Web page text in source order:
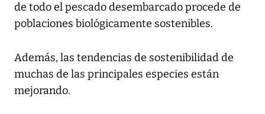
de todo el pescado desembarcado procede de
poblaciones biológicamente sostenibles.
Además, las tendencias de sostenibilidad de
muchas de las principales especies están
mejorando.